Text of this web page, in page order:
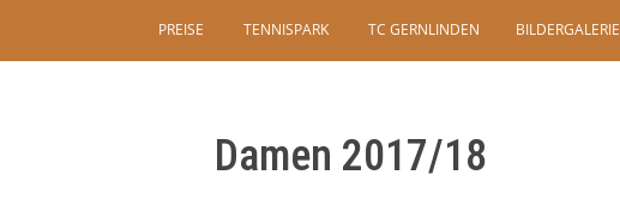
PREISE TENNISPARK TC GERNLINDEN BILDERGALERIE
Damen 2017/18